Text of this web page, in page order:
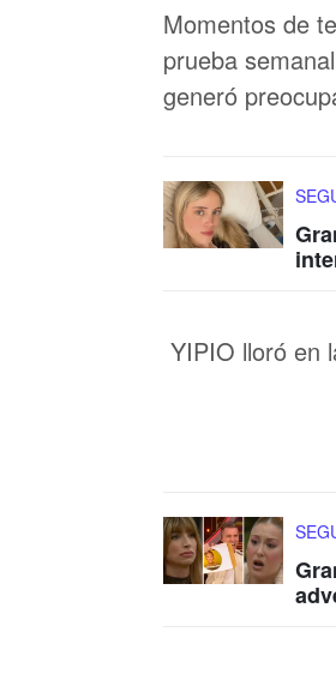
Momentos de
prueba
generó
YIPIO lloró en